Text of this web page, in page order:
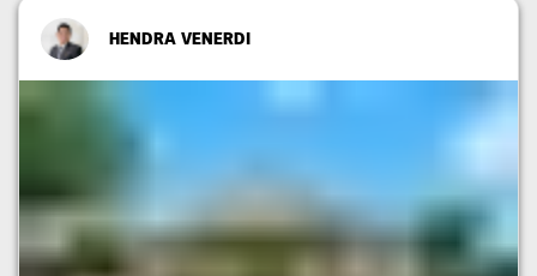
HENDRA VENERDI